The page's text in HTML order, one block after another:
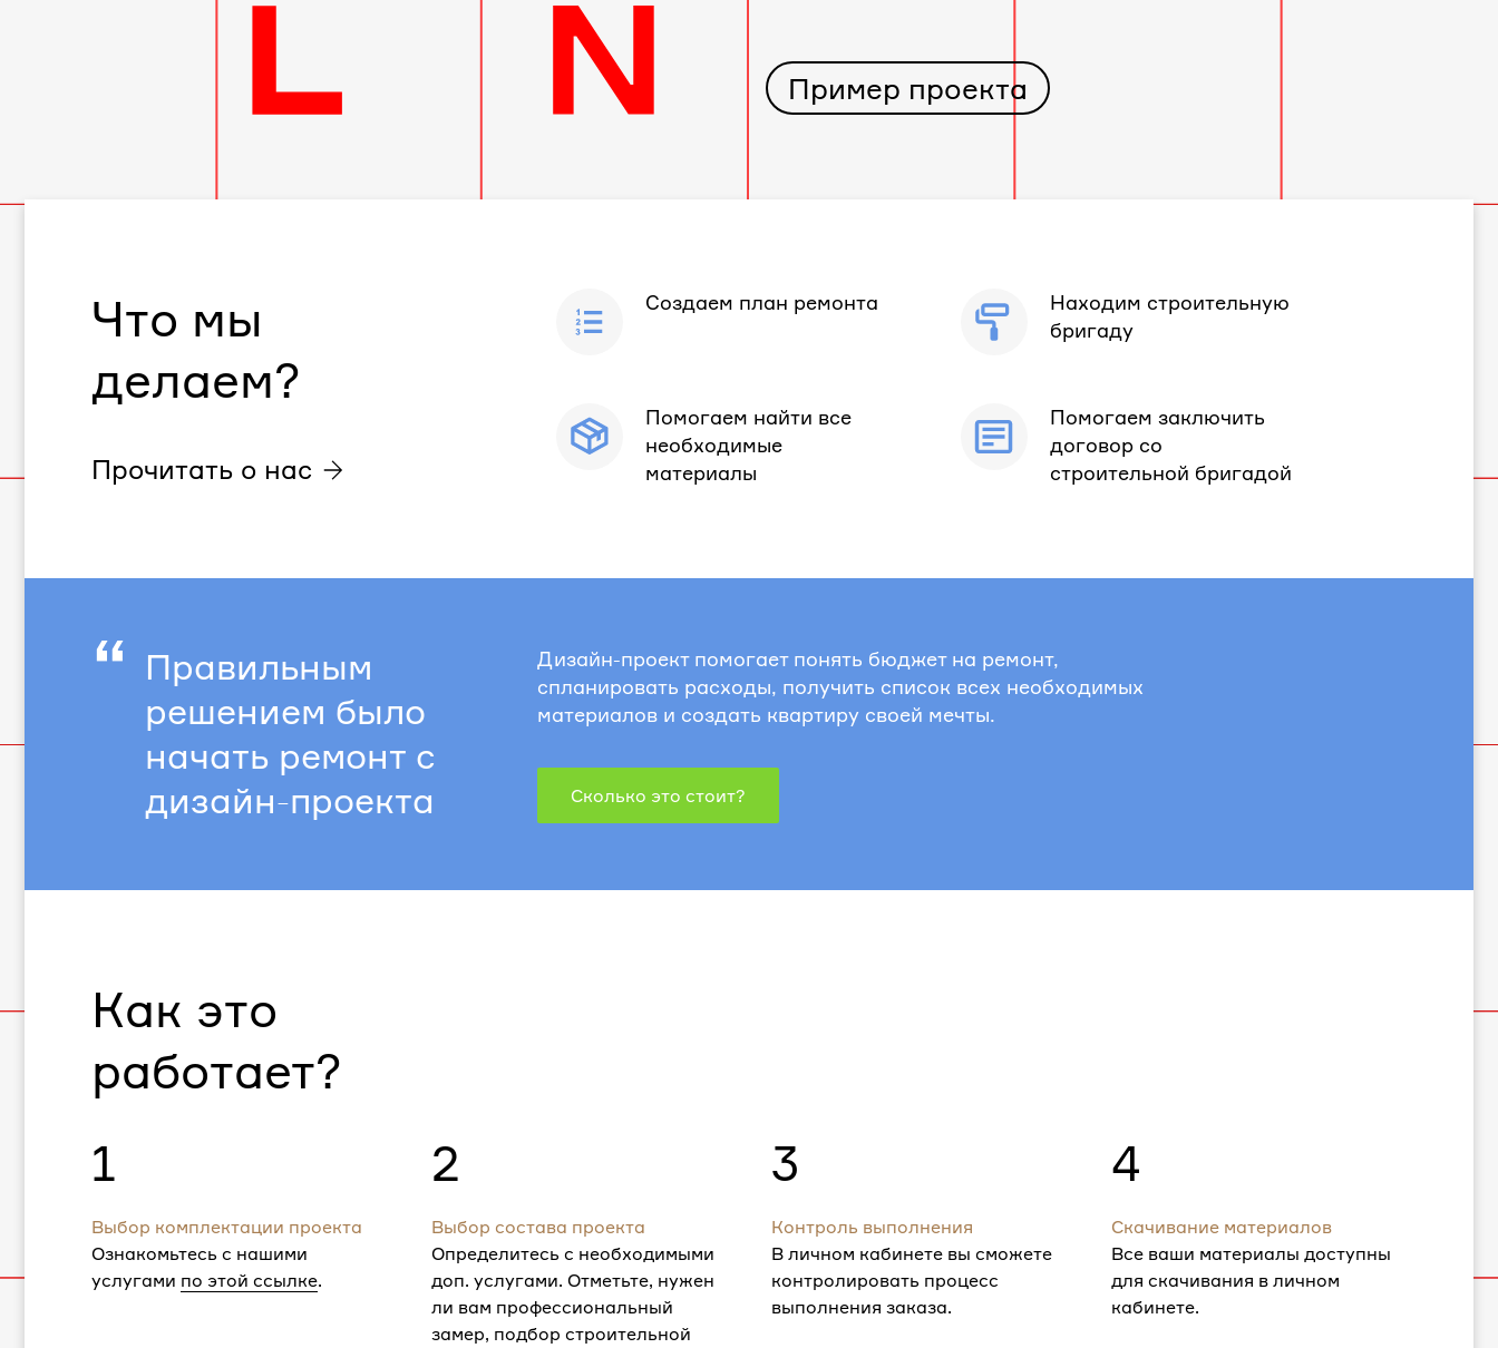
Пример проекта
Что мы
делаем?
Прочитать о нас
Создаем план ремонта
Находим строительную
бригаду
Помогаем найти все
необходимые
материалы
Помогаем заключить
договор со
строительной бригадой
“ Правильным
решением было
начать ремонт с
дизайн-проекта
Дизайн-проект помогает понять бюджет на ремонт,
спланировать расходы, получить список всех необходимых
материалов и создать квартиру своей мечты.
Сколько это стоит?
Как это
работает?
1
Выбор комплектации проекта
Ознакомьтесь с нашими
услугами по этой ссылке.
2
Выбор состава проекта
Определитесь с необходимыми
доп. услугами. Отметьте, нужен
ли вам профессиональный
замер, подбор строительной
3
Контроль выполнения
В личном кабинете вы сможете
контролировать процесс
выполнения заказа.
4
Скачивание материалов
Все ваши материалы доступны
для скачивания в личном
кабинете.